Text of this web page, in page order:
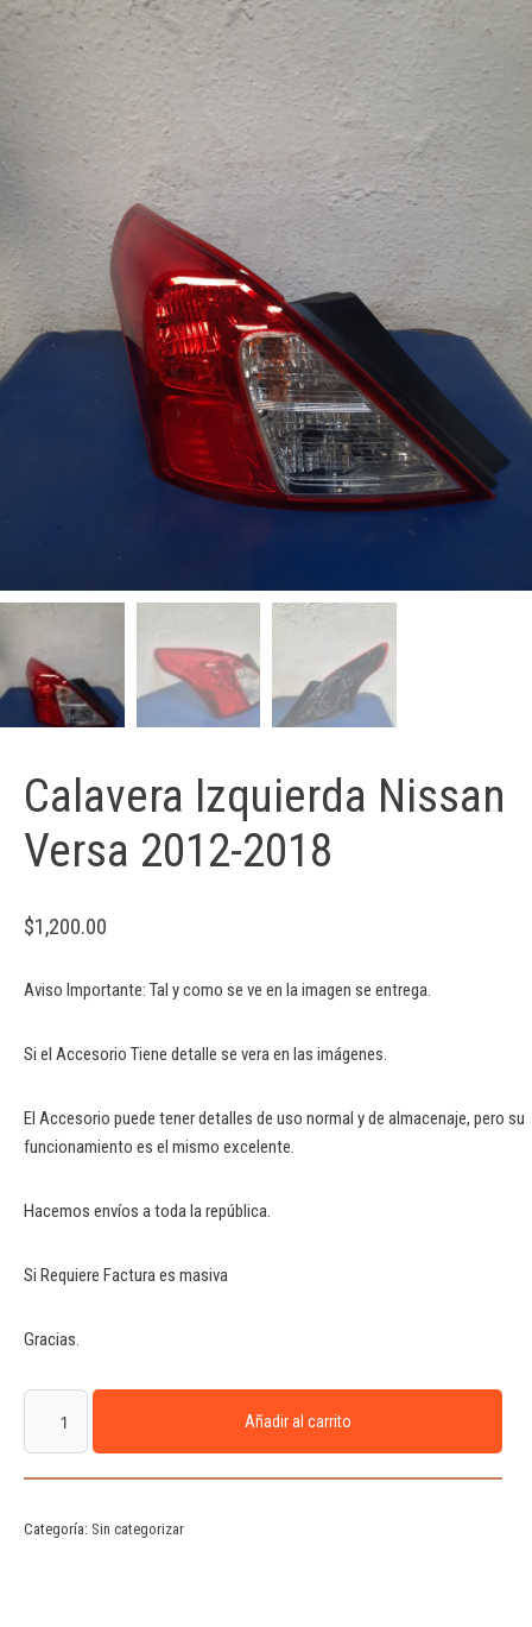
Calavera Izquierda Nissan
Versa 2012-2018
$1,200.00
Aviso Importante: Tal y como se ve en la imagen se entrega.
Si el Accesorio Tiene detalle se vera en las imágenes.
El Accesorio puede tener detalles de uso normal y de almacenaje, pero su
funcionamiento es el mismo excelente.
Hacemos envíos a toda la república.
Si Requiere Factura es masiva
Gracias.
Añadir al carrito
Categoría: Sin categorizar